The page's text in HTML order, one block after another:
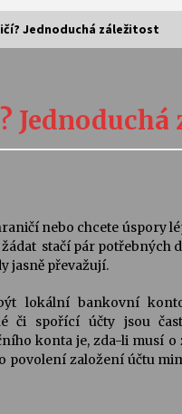
Ensemble
festival
28. 7.–1. 8.
Rufus
za Humpolec. V
Čapka
Jednoduchá záležitost
nebo chcete úspory
 stačí pár
jasně převažují.
lokální bankovní
či spořící účty jsou
konta je, zda-li musí o
povolení založení účtu